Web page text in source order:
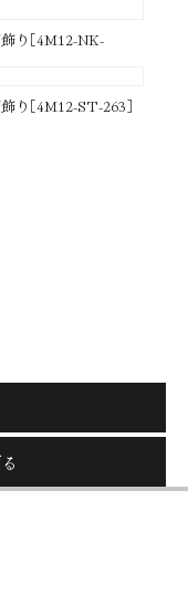
り［4M12-NK-